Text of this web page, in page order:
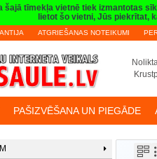
šajā tīmekļa vietnē tiek izmantotas
lietot šo vietni, Jūs piekrītat,
ATGRIEŠANAS NOTEIKUMI
PAŠIZVĒŠANA UN PIEGĀDE